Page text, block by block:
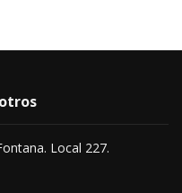
Local 227.